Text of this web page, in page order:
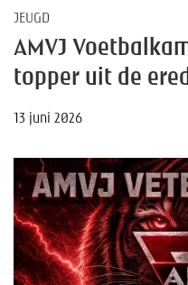
JEUGD
AMVJ
topper uit de
13 juni 2026